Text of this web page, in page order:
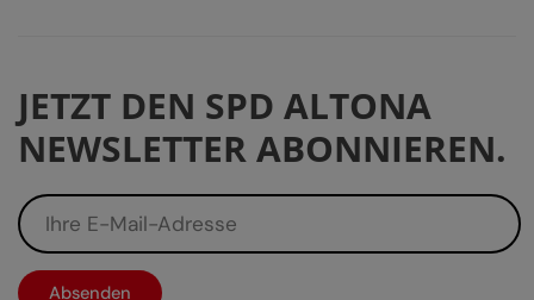
JETZT DEN SPD ALTONA
NEWSLETTER ABONNIEREN.